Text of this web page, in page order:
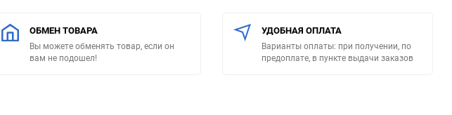
ОБМЕН ТОВАРА
Вы можете обменять товар, если он
вам не подошел!
УДОБНАЯ ОПЛАТА
Варианты оплаты: при получении, по
предоплате, в пункте выдачи заказов